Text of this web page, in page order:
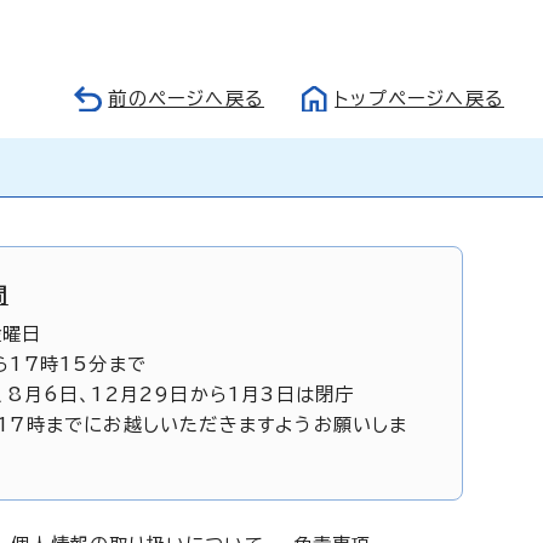
前のページへ戻る トップページへ戻る
日
17時15分まで
8月6日、12月29日から1月3日は閉庁
時までにお越しいただきますようお願いしま